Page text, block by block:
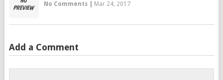
No Comments| Mar 24, 2017
Add a Comment